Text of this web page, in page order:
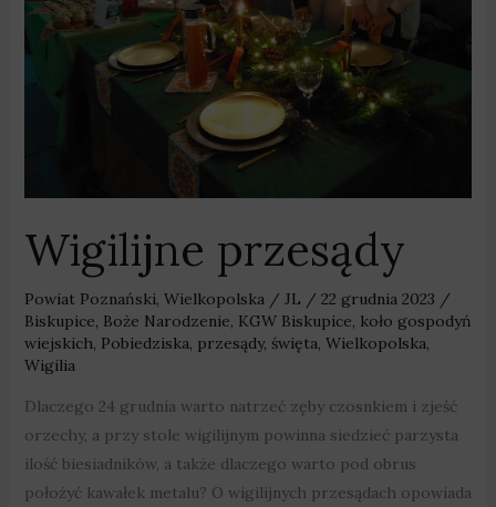
Wigilijne przesądy
Powiat Poznański, Wielkopolska/ JL / 22 grudnia 2023 /
Biskupice, Boże Narodzenie, KGW Biskupice, koło gospodyń
wiejskich, Pobiedziska, przesądy, święta, Wielkopolska,
Wigilia
Dlaczego 24 grudnia warto natrzeć zęby czosnkiem i zjeść
orzechy, a przy stole wigilijnym powinna siedzieć parzysta
ilość biesiadników, a także dlaczego warto pod obrus
położyć kawałek metalu? O wigilijnych przesądach opowiada